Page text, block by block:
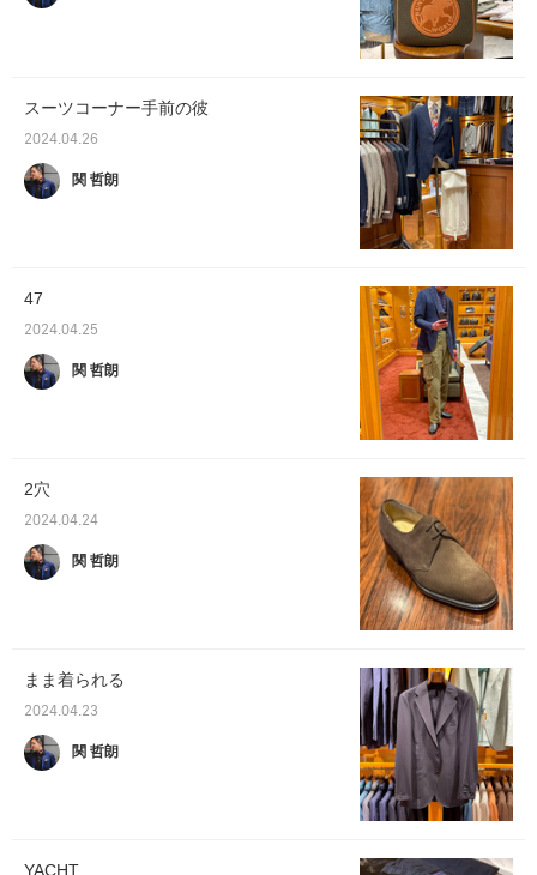
スーツコーナー手前の彼
2024.04.26
関 哲朗
47
2024.04.25
関 哲朗
2穴
2024.04.24
関 哲朗
まま着られる
2024.04.23
関 哲朗
YACHT